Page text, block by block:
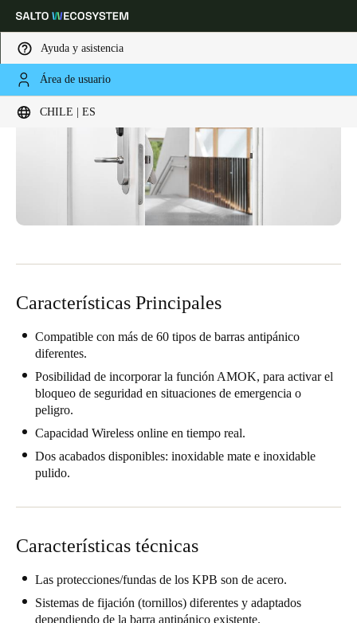
Ayuda y asistencia
Área de usuario
CHILE | ES
Elija su ubicación y configuración de idioma
Europe North America
Español
Chile
Español
Guardar la nueva selección como predeterminada
Características Principales
Compatible con más de 60 tipos de barras antipánico
diferentes.
Posibilidad de incorporar la función AMOK, para activar el
bloqueo de seguridad en situaciones de emergencia o
peligro.
Capacidad Wireless online en tiempo real.
Dos acabados disponibles: inoxidable mate e inoxidable
pulido.
Características técnicas
Las protecciones/fundas de los KPB son de acero.
Sistemas de fijación (tornillos) diferentes y adaptados
dependiendo de la barra antipánico existente.